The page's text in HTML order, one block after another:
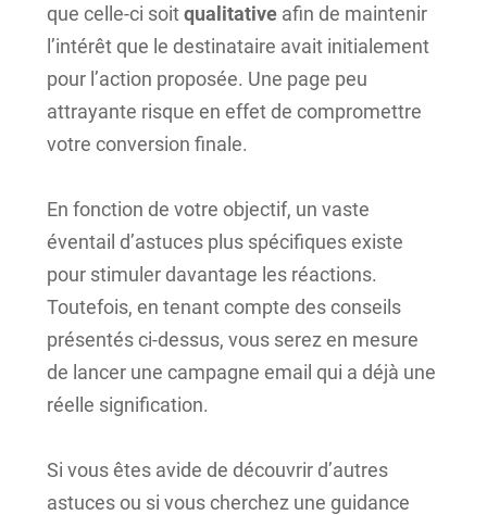
que celle-ci soitqualitativeafin de maintenir
l’intérêt que le destinataire avait initialement
pour l’action proposée. Une page peu
attrayante risque en effet de compromettre
votre conversion finale.
En fonction de votre objectif, un vaste
éventail d’astuces plus spécifiques existe
pour stimuler davantage les réactions.
Toutefois, en tenant compte des conseils
présentés ci-dessus, vous serez en mesure
de lancer une campagne email qui a déjà une
réelle signification.
Si vous êtes avide de découvrir d’autres
astuces ou si vous cherchez une guidance